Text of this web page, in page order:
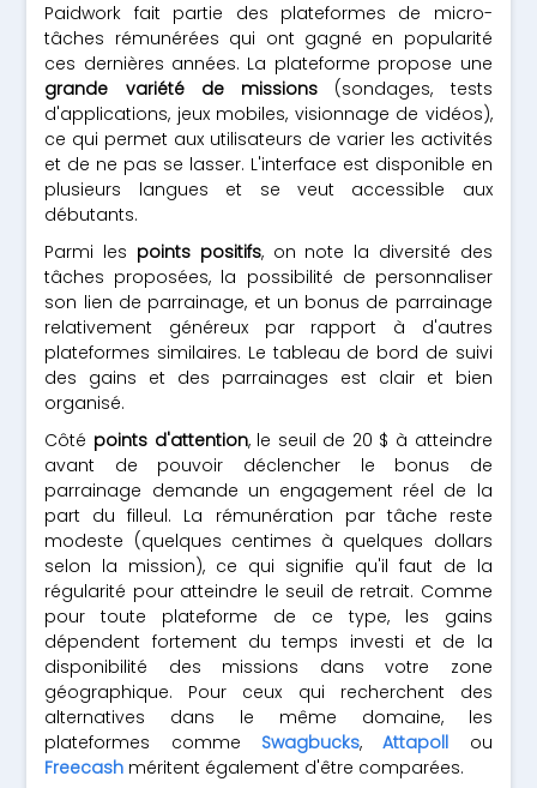
Paidwork fait partie des plateformes de micro-
tâches rémunérées qui ont gagné en popularité
ces dernières années. La plateforme propose une
grande variété de missions (sondages, tests
d'applications, jeux mobiles, visionnage de vidéos),
ce qui permet aux utilisateurs de varier les activités
et de ne pas se lasser. L'interface est disponible en
plusieurs langues et se veut accessible aux
débutants.
Parmi les points positifs, on note la diversité des
tâches proposées, la possibilité de personnaliser
son lien de parrainage, et un bonus de parrainage
relativement généreux par rapport à d'autres
plateformes similaires. Le tableau de bord de suivi
des gains et des parrainages est clair et bien
organisé.
Côté points d'attention, le seuil de 20 $ à atteindre
avant de pouvoir déclencher le bonus de
parrainage demande un engagement réel de la
part du filleul. La rémunération par tâche reste
modeste (quelques centimes à quelques dollars
selon la mission), ce qui signifie qu'il faut de la
régularité pour atteindre le seuil de retrait. Comme
pour toute plateforme de ce type, les gains
dépendent fortement du temps investi et de la
disponibilité des missions dans votre zone
géographique. Pour ceux qui recherchent des
alternatives dans le même domaine, les
plateformes comme Swagbucks,Attapoll ou
Freecash méritent également d'être comparées.